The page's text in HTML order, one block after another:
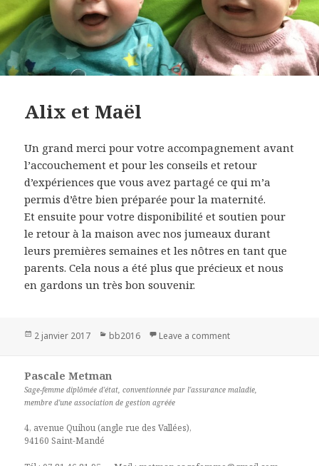
Alix et Maël
Un grand merci pour votre accompagnement avant
l’accouchement et pour les conseils et retour
d’expériences que vous avez partagé ce qui m’a
permis d’être bien préparée pour la maternité.
Et ensuite pour votre disponibilité et soutien pour
le retour à la maison avec nos jumeaux durant
leurs premières semaines et les nôtres en tant que
parents. Cela nous a été plus que précieux et nous
en gardons un très bon souvenir.
Publié
2 janvier 2017 Catégories
bb2016 Leave a comment
Pascale Metman
Sage-femme diplômée d'état, conventionnée par l'assurance maladie,
membre d'une association de gestion agréée
4, avenue Quihou (angle rue des Vallées),
94160 Saint-Mandé